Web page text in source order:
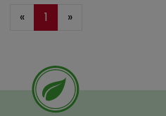
« 1 »